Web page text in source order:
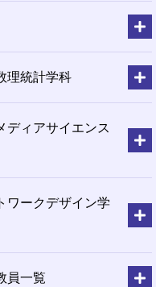
理統計学科
ディアサイエンス
ワークデザイン学
員一覧